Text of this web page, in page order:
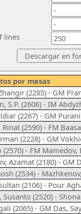
lines
por mesas
(2285) - GM
S.P. (2606) - IM
(2267) - GM
Rinat (2590) - FM
(2228) - GM
(2570) - FM Mamedov,
Azamat (2180) - GM
(2534) -
(2106) - Pour
(2520) -
(2065) - GM Das,